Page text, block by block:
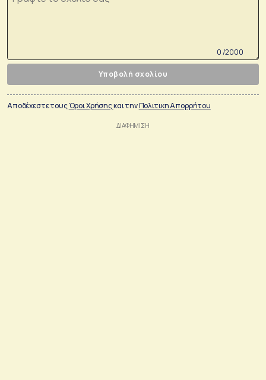
0 /2000
Υποβολή σχολίου
Αποδέχεστε τουςΌροι Χρήσηςκαι τηνΠολιτικη Απορρήτου